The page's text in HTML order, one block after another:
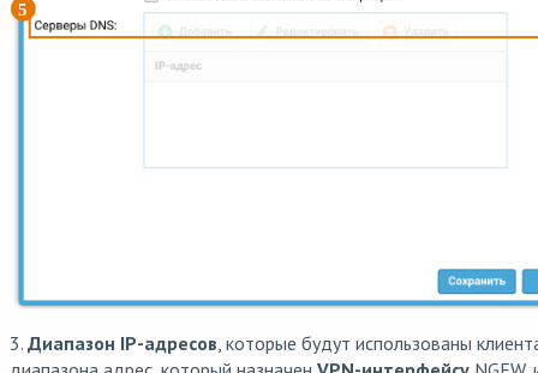
3. Диапазон IP-адресов , которые будут использованы